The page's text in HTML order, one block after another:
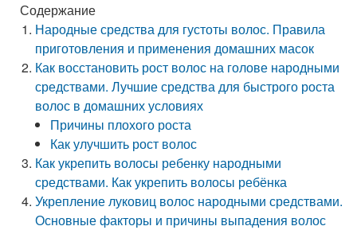
Содержание
Народные средства для густоты волос. Правила
приготовления и применения домашних масок
Как восстановить рост волос на голове народными
средствами. Лучшие средства для быстрого роста
волос в домашних условиях
Причины плохого роста
Как улучшить рост волос
Как укрепить волосы ребенку народными
средствами. Как укрепить волосы ребёнка
Укрепление луковиц волос народными средствами.
Основные факторы и причины выпадения волос